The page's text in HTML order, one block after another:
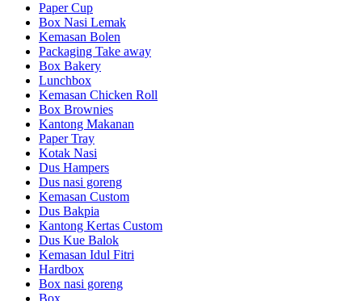
Paper Cup
Box Nasi Lemak
Kemasan Bolen
Packaging Take away
Box Bakery
Lunchbox
Kemasan Chicken Roll
Box Brownies
Kantong Makanan
Paper Tray
Kotak Nasi
Dus Hampers
Dus nasi goreng
Kemasan Custom
Dus Bakpia
Kantong Kertas Custom
Dus Kue Balok
Kemasan Idul Fitri
Hardbox
Box nasi goreng
Box